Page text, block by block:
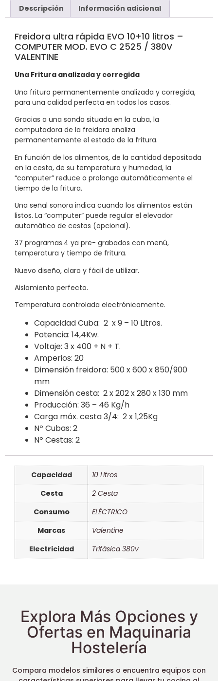
Descripción Información adicional
Freidora ultra rápida EVO 10+10 litros –
COMPUTER MOD. EVO C 2525 / 380V
VALENTINE
Una Fritura analizada y corregida
Una fritura permanentemente analizada y corregida,
para una calidad perfecta en todos los casos.
Gracias a una sonda situada en la cuba, la
computadora de la freidora analiza
permanentemente el estado de la fritura.
En función de los alimentos, de la cantidad depositada
en la cesta, de su temperatura y humedad, la
“computer” reduce o prolonga automáticamente el
tiempo de la fritura.
Una señal sonora indica cuando los alimentos están
listos. La “computer” puede regular el elevador
automático de cestas (opcional).
37 programas.4 ya pre- grabados con menú,
temperatura y tiempo de fritura.
Nuevo diseño, claro y fácil de utilizar.
Aislamiento perfecto.
Temperatura controlada electrónicamente.
Capacidad Cuba: 2 x 9 – 10 Litros.
Potencia: 14,4Kw.
Voltaje: 3 x 400 + N + T.
Amperios: 20
Dimensión freidora: 500 x 600 x 850/900
mm
Dimensión cesta: 2 x 202 x 280 x 130 mm
Producción: 36 – 46 Kg/h
Carga máx. cesta 3/4: 2 x 1,25Kg
Nº Cubas: 2
Nº Cestas: 2
Capacidad
10 Litros
Cesta
2 Cesta
Consumo
ELÉCTRICO
Marcas
Valentine
Electricidad
Trifásica 380v
Explora Más Opciones y
Ofertas en Maquinaria
Hostelería
Compara modelos similares o encuentra equipos con